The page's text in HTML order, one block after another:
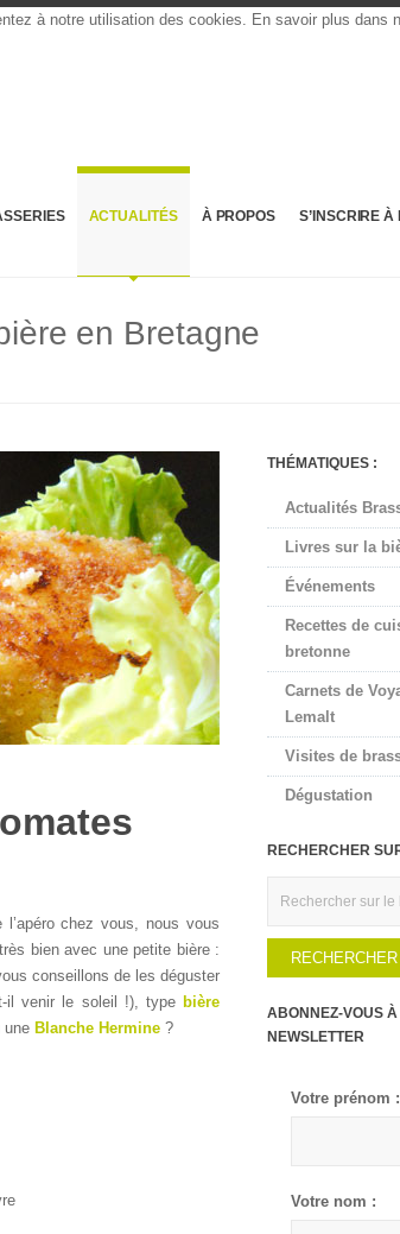
à notre utilisation des cookies. En savoir plus dans
ACTUALITÉS À PROPOS S’INSCRIRE
en Bretagne
chez vous, nous vous
bien avec une petite bière :
conseillons de les déguster
il venir le soleil !), type bière
une Blanche Hermine ?
THÉMATIQUES :
Actualités
Livres sur la
Événements
Recettes de
bretonne
Carnets de
Lemalt
Visites de
Dégustation
RECHERCHER
ABONNEZ-VOUS À
NEWSLETTER
Votre prénom :
Votre nom :